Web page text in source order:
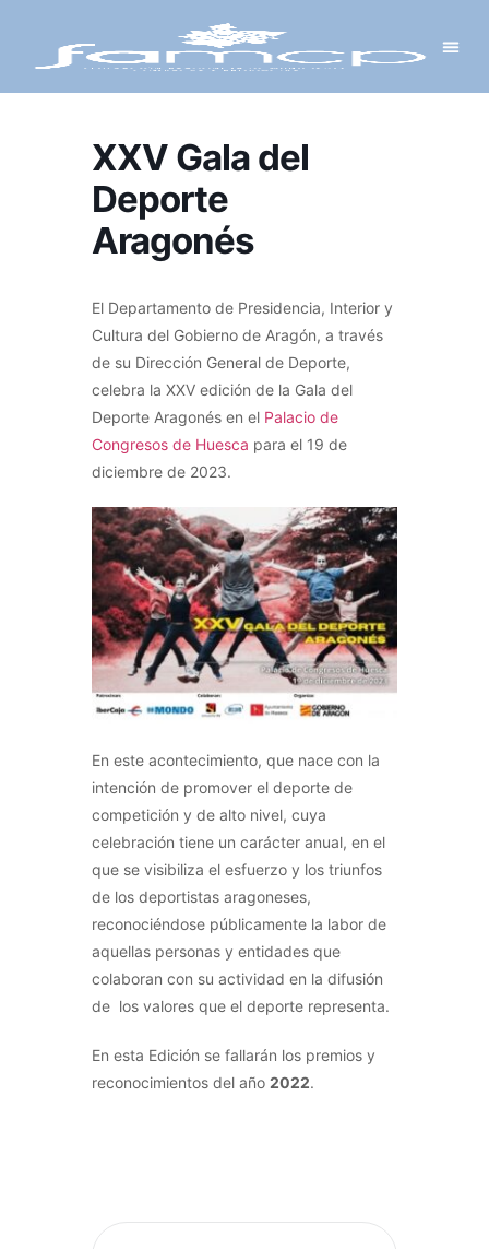
XXV Gala del
Deporte
Aragonés
El Departamento de Presidencia, Interior y
Cultura del Gobierno de Aragón, a través
de su Dirección General de Deporte,
celebra la XXV edición de la Gala del
Deporte Aragonés en el Palacio de
Congresos de Huesca para el 19 de
diciembre de 2023.
En este acontecimiento, que nace con la
intención de promover el deporte de
competición y de alto nivel, cuya
celebración tiene un carácter anual, en el
que se visibiliza el esfuerzo y los triunfos
de los deportistas aragoneses,
reconociéndose públicamente la labor de
aquellas personas y entidades que
colaboran con su actividad en la difusión
de los valores que el deporte representa.
En esta Edición se fallarán los premios y
reconocimientos del año 2022.